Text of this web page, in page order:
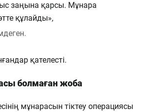
заңына қарсы. Мұнара
құлайды»,
қателесті.
болмаған жоба
мұнарасын тіктеу операциясы